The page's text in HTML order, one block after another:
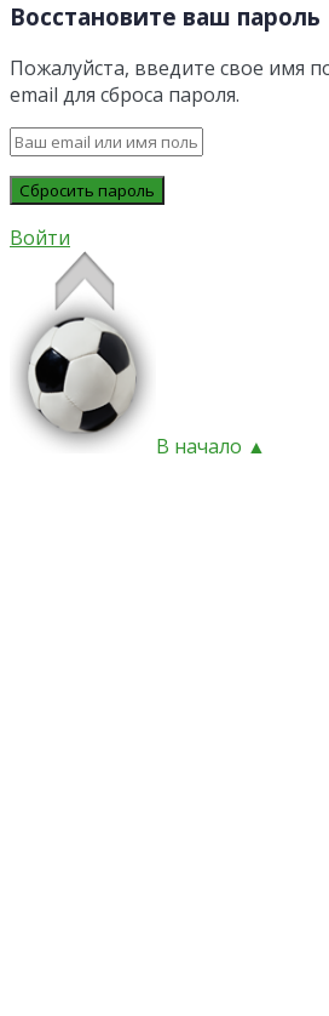
Восстановите ваш пароль
Пожалуйста, введите свое имя
email для сброса пароля.
Войти
В начало ▲